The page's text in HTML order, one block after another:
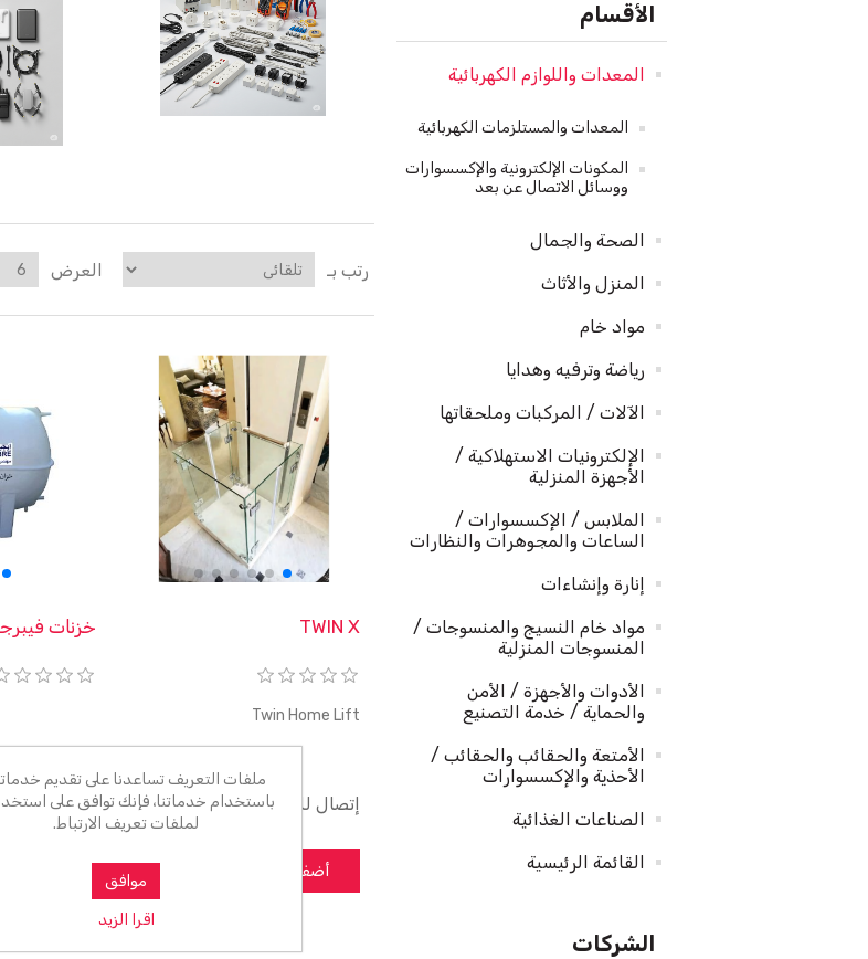
الأقسام
المعدات واللوازم الكهربائية
المعدات والمستلزمات الكهربائية
المكونات الإلكترونية والإكسسوارات
ووسائل الاتصال عن بعد
الصحة والجمال
المنزل والأثاث
مواد خام
رياضة وترفيه وهدايا
الآلات / المركبات وملحقاتها
الإلكترونيات الاستهلاكية /
الأجهزة المنزلية
الملابس / الإكسسوارات /
الساعات والمجوهرات والنظارات
إنارة وإنشاءات
مواد خام النسيج والمنسوجات /
المنسوجات المنزلية
الأدوات والأجهزة / الأمن
والحماية / خدمة التصنيع
الأمتعة والحقائب والحقائب /
الأحذية والإكسسوارات
الصناعات الغذائية
القائمة الرئيسية
الشركات
رتب بـ العرض
TWIN X
Twin Home Lift
إتصال للحصول على السعر
أضف للسلة
خزنات
0٫00 ج.م.‏
ملفات التعريف تساعدنا على تقديم
باستخدام خدماتنا، فإنك توافق على
لملفات تعريف الارتباط.
موافق
اقرا الزيد